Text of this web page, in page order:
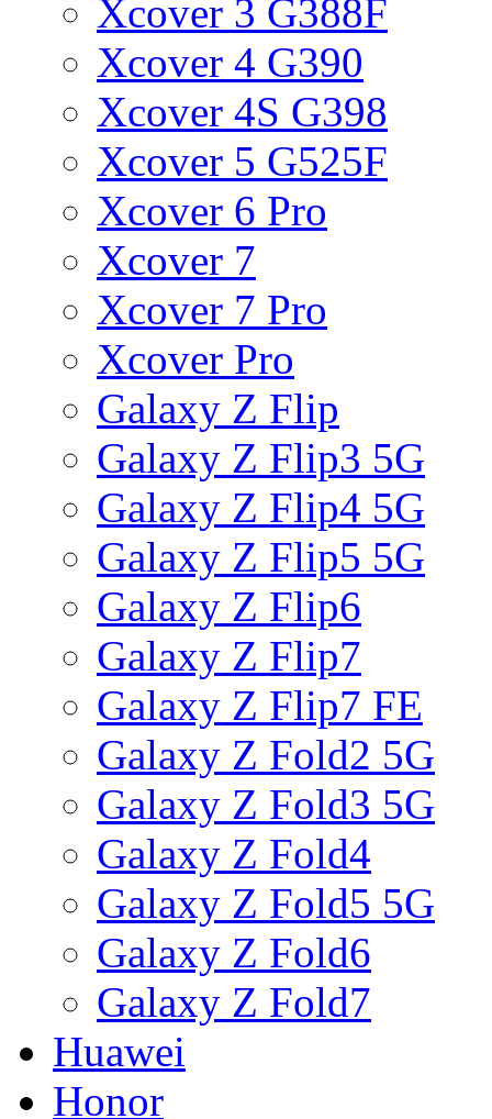
Xcover 3 G388F
Xcover 4 G390
Xcover 4S G398
Xcover 5 G525F
Xcover 6 Pro
Xcover 7
Xcover 7 Pro
Xcover Pro
Galaxy Z Flip
Galaxy Z Flip3 5G
Galaxy Z Flip4 5G
Galaxy Z Flip5 5G
Galaxy Z Flip6
Galaxy Z Flip7
Galaxy Z Flip7 FE
Galaxy Z Fold2 5G
Galaxy Z Fold3 5G
Galaxy Z Fold4
Galaxy Z Fold5 5G
Galaxy Z Fold6
Galaxy Z Fold7
Huawei
Honor